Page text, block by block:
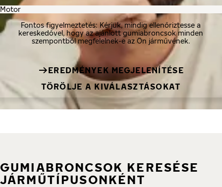
Fontos figyelmeztetés: Kérjük, mindig ellenőriztesse a
kereskedővel, hogy az ajánlott gumiabroncsok minden
szempontból megfelelnek-e az Ön járművének.
EREDMÉNYEK MEGJELENÍTÉSE
TÖRÖLJE A KIVÁLASZTÁSOKAT
GUMIABRONCSOK KERESÉSE
JÁRMŰTÍPUSONKÉNT